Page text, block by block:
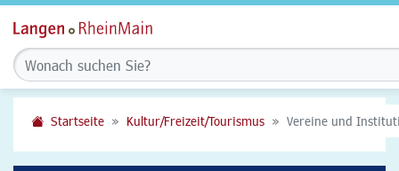
Startseite Kultur/Freizeit/Tourismus Vereine und